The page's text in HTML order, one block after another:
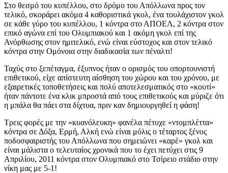
Στο θεσμό του κυπέλλου, στο δρόμο του Απόλλωνα προς τον
τελικό, σκοράρει ακόμα 4 καθοριστικά γκολ, ένα τουλάχιστον γκολ
σε κάθε γύρο του κυπέλλου, 1 κόντρα στο ΑΠΟΕΛ, 2 κόντρα στον
επικό αγώνα επί του Ολυμπιακού και 1 ακόμη γκολ επί της
Ανόρθωσης στον ημιτελικό, ενώ είναι εύστοχος και στον τελικό
κόντρα στην Ομόνοια στην διαδικασία των πέναλτι!
Ταχύς στο ξεπέταγμα, έξυπνος ήταν ο ορισμός του οπορτουνιστή
επιθετικού, είχε απίστευτη αίσθηση του χώρου και του χρόνου, με
εξαιρετικές τοποθετήσεις και πολύ αποτελεσματικός στο «κουτί»
ήταν πάντοτε ένα κλικ μπροστά από τους επιθετικούς και μύριζε ότι
η μπάλα θα πάει στα δίχτυα, πριν καν δημιουργηθεί η φάση!
Τρεις φορές με την «κυανόλευκη» φανέλα πέτυχε «ντομπλέττα»
κόντρα σε Δόξα, Ερμή, Αλκή ενώ είναι μόλις ο τέταρτος ξένος
ποδοσφαιριστής του Απόλλωνα που σημειώνει «καρέ» γκολ και
είναι μάλιστα ο τελευταίος χρονικά που το έχει πετύχει στις 9
Απριλίου, 2011 κόντρα στον Ολυμπιακό στο Τσίρειο στάδιο στην
νίκη μας με 5-1!